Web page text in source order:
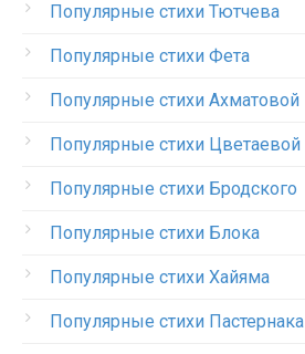
Популярные стихи Тютчева
Популярные стихи Фета
Популярные стихи Ахматовой
Популярные стихи Цветаевой
Популярные стихи Бродского
Популярные стихи Блока
Популярные стихи Хайяма
Популярные стихи Пастернака